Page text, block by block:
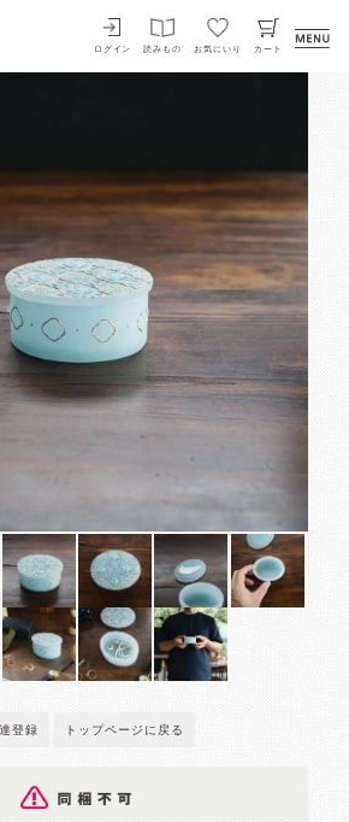
ログイン 読みもの お気にいり カート
登録 トップページに戻る